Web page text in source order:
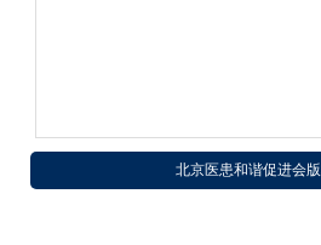
北京医患和谐促进会